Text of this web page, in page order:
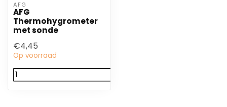
AFG
AFG
Thermohygrometer
met sonde
€4,45
Op voorraad